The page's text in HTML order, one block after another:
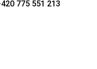
775 551 213